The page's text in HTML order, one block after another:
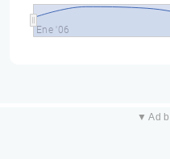
Ene '06
▼ Ad